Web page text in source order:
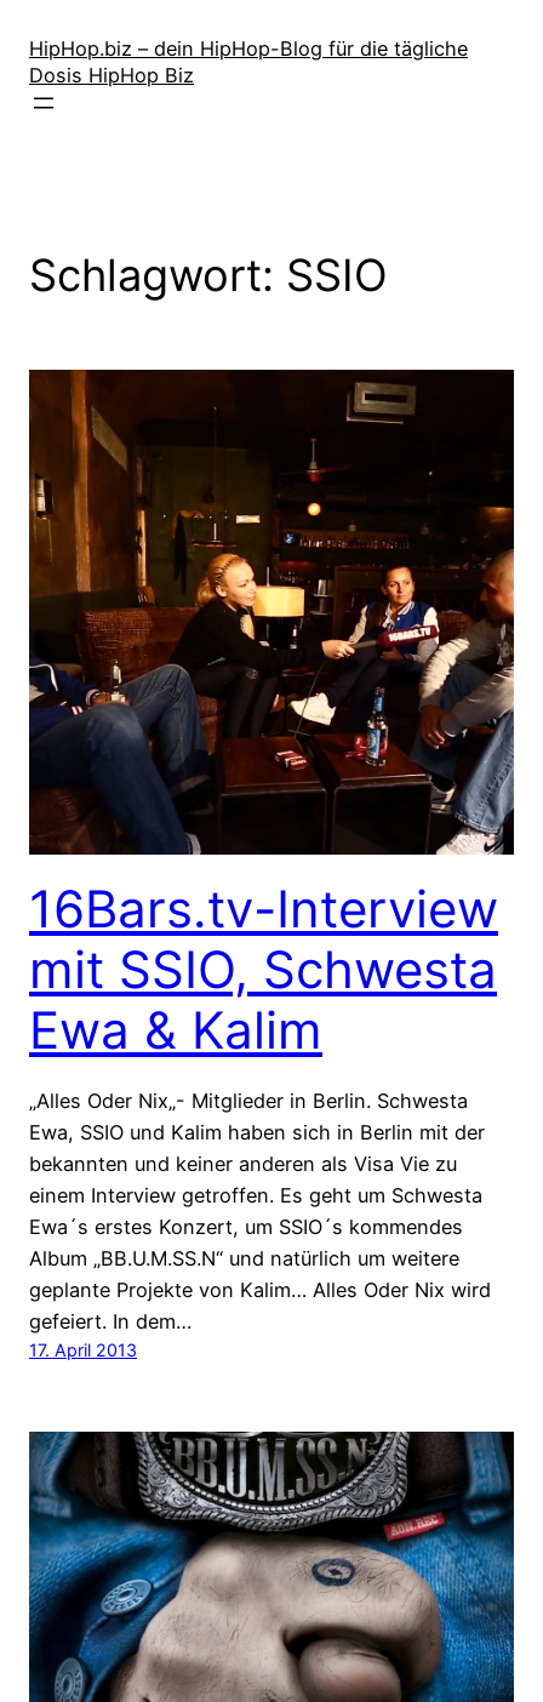
Inhalt
springen
HipHop.biz – dein HipHop-Blog für die tägliche
Dosis HipHop Biz
Schlagwort: SSIO
16Bars.tv-Interview
mit SSIO, Schwesta
Ewa & Kalim
„Alles Oder Nix„- Mitglieder in Berlin. Schwesta
Ewa, SSIO und Kalim haben sich in Berlin mit der
bekannten und keiner anderen als Visa Vie zu
einem Interview getroffen. Es geht um Schwesta
Ewa´s erstes Konzert, um SSIO´s kommendes
Album „BB.U.M.SS.N“ und natürlich um weitere
geplante Projekte von Kalim… Alles Oder Nix wird
gefeiert. In dem…
17. April 2013